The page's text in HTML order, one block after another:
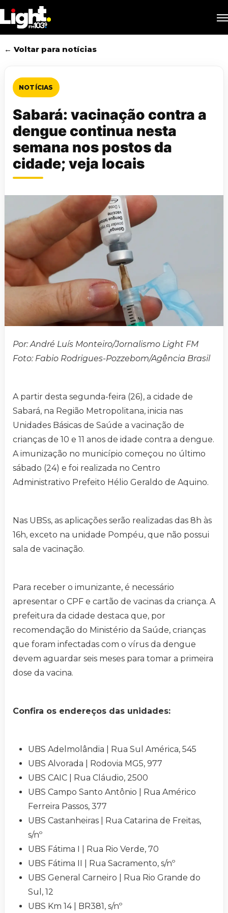
to
main
content
← Voltar para notícias
NOTÍCIAS
Sabará: vacinação contra a
dengue continua nesta
semana nos postos da
cidade; veja locais
Por: André Luís Monteiro/Jornalismo Light FM
Foto: Fabio Rodrigues-Pozzebom/Agência Brasil
A partir desta segunda-feira (26), a cidade de
Sabará, na Região Metropolitana, inicia nas
Unidades Básicas de Saúde a vacinação de
crianças de 10 e 11 anos de idade contra a dengue.
A imunização no município começou no último
sábado (24) e foi realizada no Centro
Administrativo Prefeito Hélio Geraldo de Aquino.
Nas UBSs, as aplicações serão realizadas das 8h às
16h, exceto na unidade Pompéu, que não possui
sala de vacinação.
Para receber o imunizante, é necessário
apresentar o CPF e cartão de vacinas da criança. A
prefeitura da cidade destaca que, por
recomendação do Ministério da Saúde, crianças
que foram infectadas com o vírus da dengue
devem aguardar seis meses para tomar a primeira
dose da vacina.
Confira os endereços das unidades:
UBS Adelmolândia | Rua Sul América, 545
UBS Alvorada | Rodovia MG5, 977
UBS CAIC | Rua Cláudio, 2500
UBS Campo Santo Antônio | Rua Américo
Ferreira Passos, 377
UBS Castanheiras | Rua Catarina de Freitas,
s/nº
UBS Fátima I | Rua Rio Verde, 70
UBS Fátima II | Rua Sacramento, s/nº
UBS General Carneiro | Rua Rio Grande do
Sul, 12
UBS Km 14 | BR381, s/nº